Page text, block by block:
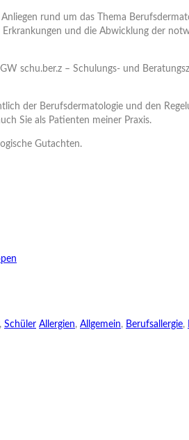
rund um das Thema
und die Abwicklung der
schu.ber.z – Schulungs- und
der Berufsdermatologie und den
Sie als Patienten meiner Praxis.
Gutachten.
, Schüler Allergien, Allgemein, Berufsallergie,